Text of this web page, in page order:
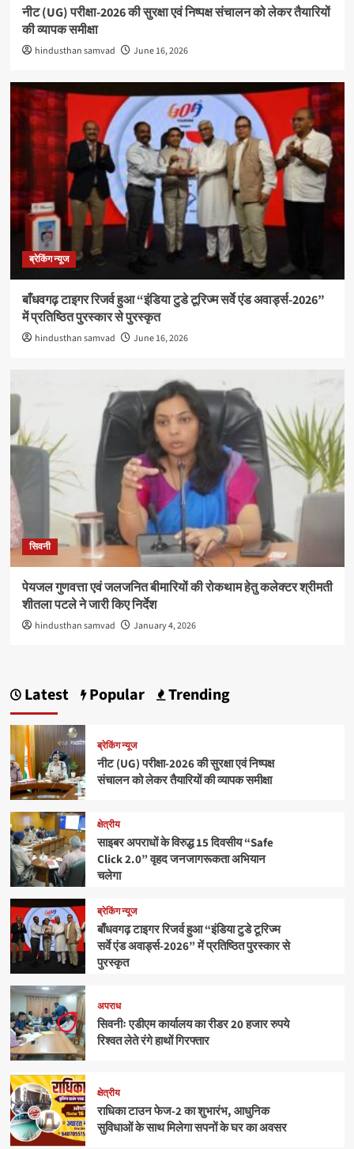
नीट (UG) परीक्षा-2026 की सुरक्षा एवं निष्पक्ष संचालन को लेकर तैयारियों
की व्यापक समीक्षा
hindusthan samvad June 16, 2026
ब्रेकिंग न्यूज
बाँधवगढ़ टाइगर रिजर्व हुआ “इंडिया टुडे टूरिज्म सर्वे एंड अवार्ड्स-2026”
में प्रतिष्ठित पुरस्कार से पुरस्कृत
hindusthan samvad June 16, 2026
सिवनी
पेयजल गुणवत्ता एवं जलजनित बीमारियों की रोकथाम हेतु कलेक्टर श्रीमती
शीतला पटले ने जारी किए निर्देश
hindusthan samvad January 4, 2026
Latest Popular Trending
ब्रेकिंग न्यूज
नीट (UG) परीक्षा-2026 की सुरक्षा एवं निष्पक्ष
संचालन को लेकर तैयारियों की व्यापक समीक्षा
क्षेत्रीय
साइबर अपराधों के विरुद्ध 15 दिवसीय “Safe
Click 2.0” वृहद जनजागरूकता अभियान
चलेगा
ब्रेकिंग न्यूज
बाँधवगढ़ टाइगर रिजर्व हुआ “इंडिया टुडे टूरिज्म
सर्वे एंड अवार्ड्स-2026” में प्रतिष्ठित पुरस्कार से
पुरस्कृत
अपराध
सिवनीः एडीएम कार्यालय का रीडर 20 हजार रुपये
रिश्वत लेते रंगे हाथों गिरफ्तार
क्षेत्रीय
राधिका टाउन फेज-2 का शुभारंभ, आधुनिक
सुविधाओं के साथ मिलेगा सपनों के घर का अवसर